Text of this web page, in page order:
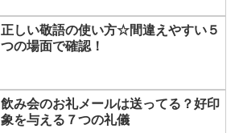
正しい敬語の使い方☆間違えやすい５
つの場面で確認！
飲み会のお礼メールは送ってる？好印
象を与える７つの礼儀